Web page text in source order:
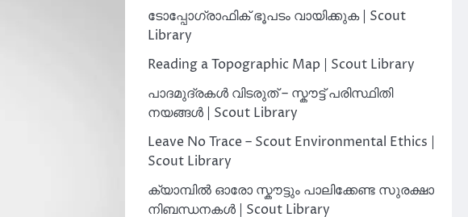
ടോപ്പോഗ്രാഫിക് ഭൂപടം വായിക്കുക | Scout
Library
Reading a Topographic Map | Scout Library
പാദമുദ്രകൾ വിടരുത് – സ്കൗട്ട് പരിസ്ഥിതി
നയങ്ങൾ | Scout Library
Leave No Trace – Scout Environmental Ethics |
Scout Library
ക്യാമ്പിൽ ഓരോ സ്കൗട്ടും പാലിക്കേണ്ട സുരക്ഷാ
നിബന്ധനകൾ | Scout Library